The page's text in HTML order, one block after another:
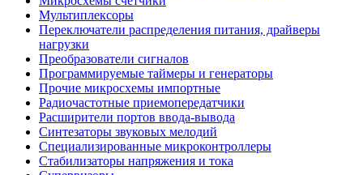
Мультиплексоры
Переключатели распределения питания, драйверы
нагрузки
Преобразователи сигналов
Программируемые таймеры и генераторы
Прочие микросхемы импортные
Радиочастотные приемопередатчики
Расширители портов ввода-вывода
Синтезаторы звуковых мелодий
Специализированные микроконтроллеры
Стабилизаторы напряжения и тока